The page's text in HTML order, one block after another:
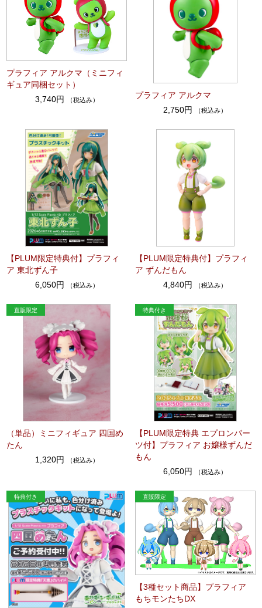
プラフィア アルクマ（ミニフィ
ギュア同梱セット）
3,740円
（税込み）
プラフィア アルクマ
2,750円
（税込み）
【PLUM限定特典付】プラフィ
ア 東北ずん子
6,050円
（税込み）
【PLUM限定特典付】プラフィ
ア ずんだもん
4,840円
（税込み）
（単品）ミニフィギュア 四国め
たん
1,320円
（税込み）
【PLUM限定特典 エプロンパー
ツ付】プラフィア お嬢様ずんだ
もん
6,050円
（税込み）
【3種セット商品】プラフィア
もちモンたちDX